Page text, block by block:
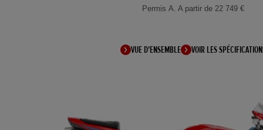
Permis A. A partir de 22 749 €
VUE D'ENSEMBLE VOIR LES